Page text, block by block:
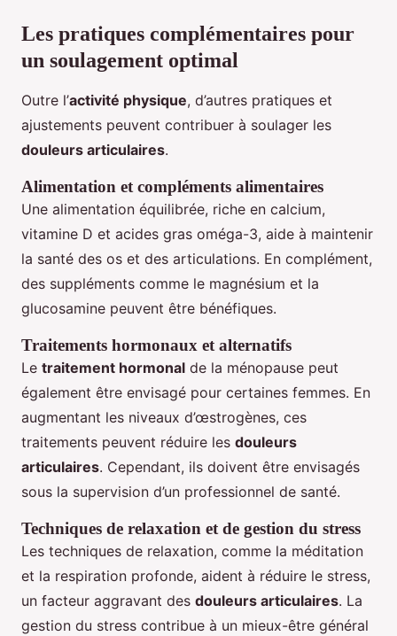
Les pratiques complémentaires pour
un soulagement optimal
Outre l’activité physique, d’autres pratiques et
ajustements peuvent contribuer à soulager les
douleurs articulaires.
Alimentation et compléments alimentaires
Une alimentation équilibrée, riche en calcium,
vitamine D et acides gras oméga-3, aide à maintenir
la santé des os et des articulations. En complément,
des suppléments comme le magnésium et la
glucosamine peuvent être bénéfiques.
Traitements hormonaux et alternatifs
Le traitement hormonal de la ménopause peut
également être envisagé pour certaines femmes. En
augmentant les niveaux d’œstrogènes, ces
traitements peuvent réduire les douleurs
articulaires. Cependant, ils doivent être envisagés
sous la supervision d’un professionnel de santé.
Techniques de relaxation et de gestion du stress
Les techniques de relaxation, comme la méditation
et la respiration profonde, aident à réduire le stress,
un facteur aggravant des douleurs articulaires. La
gestion du stress contribue à un mieux-être général